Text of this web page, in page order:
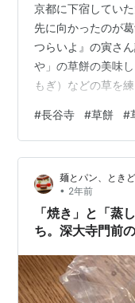
京都に下宿してい
先に向かったのが
つらいよ』の寅さ
や」の草餅の美味
もぎ）などの草を
ったからとされる
り、春の季語とさ
ないが、草餅を見
草もちが故郷の奈
令和7年の1月5日
分の長谷寺にお参
#長谷寺 #草餅 #
麺とパン、とき
• 2年前
「焼き」と「蒸
ち。深大寺門前